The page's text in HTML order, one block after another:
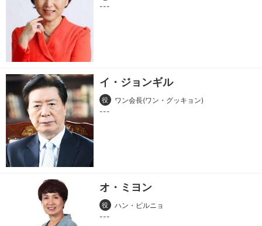
イ・ジョンギル
役 ワン会長(ワン・グッキョン)
オ・ミヨン
役 ハン・ピルニョ